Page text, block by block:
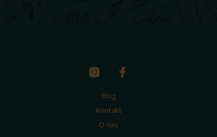
Blog
Kontakt
O nas